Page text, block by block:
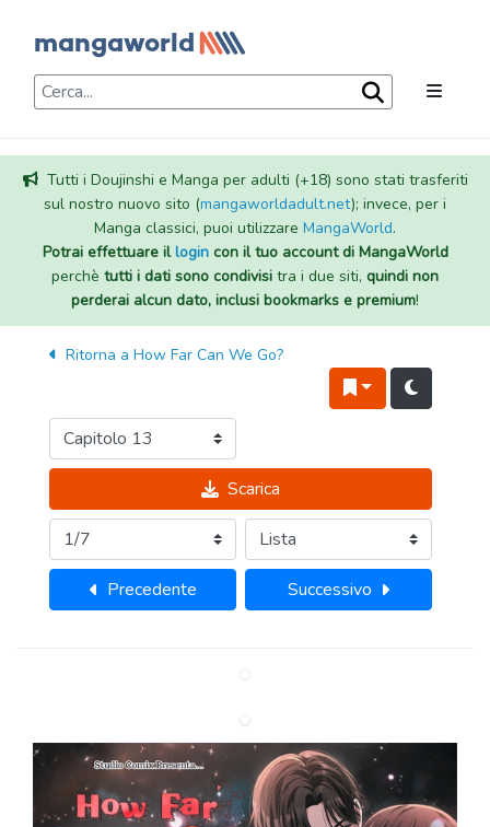
Tutti i Doujinshi e Manga per adulti (+18) sono stati trasferiti
sul nostro nuovo sito (mangaworldadult.net); invece, per i
Manga classici, puoi utilizzare MangaWorld.
Potrai effettuare illogincon il tuo account di MangaWorld
perchè tutti i dati sono condivisi tra i due siti, quindi non
perderai alcun dato, inclusi bookmarks e premium!
Ritorna a How Far Can We Go?
Scarica
Precedente Successivo